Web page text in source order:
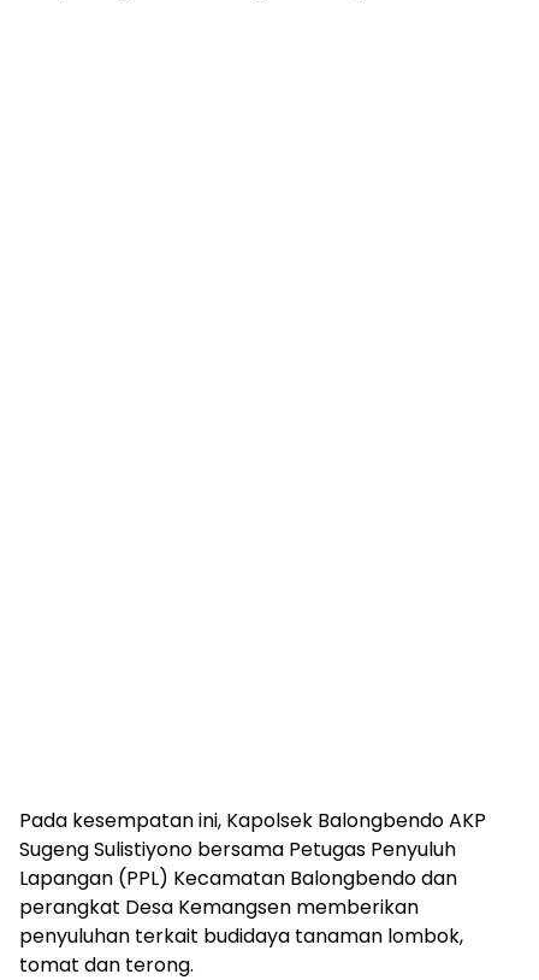
Pada kesempatan ini, Kapolsek Balongbendo AKP
Sugeng Sulistiyono bersama Petugas Penyuluh
Lapangan (PPL) Kecamatan Balongbendo dan
perangkat Desa Kemangsen memberikan
penyuluhan terkait budidaya tanaman lombok,
tomat dan terong.